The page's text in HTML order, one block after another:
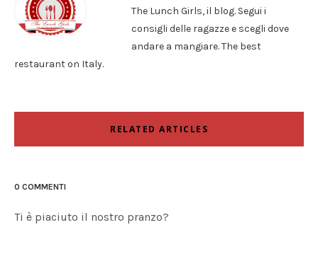
The Lunch Girls, il blog. Segui i
consigli delle ragazze e scegli dove
andare a mangiare. The best
restaurant on Italy.
RELATED ARTICLES
0 COMMENTI
Ti è piaciuto il nostro pranzo?